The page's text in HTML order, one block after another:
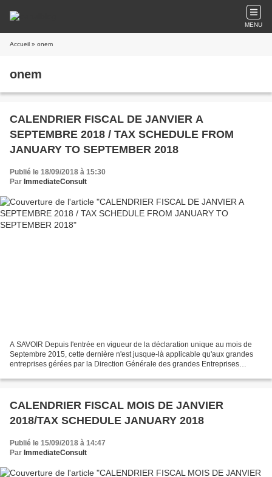
MENU
Accueil » onem
onem
CALENDRIER FISCAL DE JANVIER A
SEPTEMBRE 2018 / TAX SCHEDULE FROM
JANUARY TO SEPTEMBER 2018
Publié le 18/09/2018 à 15:30
Par ImmediateConsult
A SAVOIR Depuis l'entrée en vigueur de la déclaration unique au mois de
Septembre 2015, cette dernière n'est jusque-là applicable qu'aux grandes
entreprises gérées par la Direction Générale des grandes Entreprises
CALENDRIER FISCAL MOIS DE JANVIER
2018/TAX SCHEDULE JANUARY 2018
Publié le 15/09/2018 à 14:47
Par ImmediateConsult